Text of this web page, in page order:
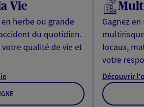
Vie
herbe ou grande
du quotidien.
qualité de vie et
Gagnez
locaux,
votre
Découvrir